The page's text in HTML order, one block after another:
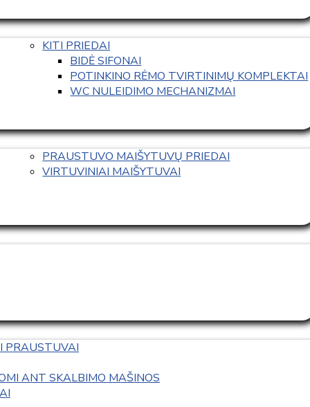
KITI PRIEDAI
BIDĖ SIFONAI
POTINKINO RĖMO TVIRTINIMŲ KOMPLEKTAI
WC NULEIDIMO MECHANIZMAI
PRAUSTUVO MAIŠYTUVŲ PRIEDAI
VIRTUVINIAI MAIŠYTUVAI
PRAUSTUVAI
ANT SKALBIMO MAŠINOS